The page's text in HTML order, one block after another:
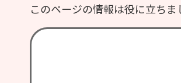
このページの情報は役に立ちま